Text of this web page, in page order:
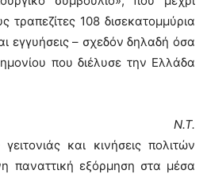
τραπεζίτες 108 δισεκατομμύρια
εγγυήσεις – σχεδόν δηλαδή όσα
που διέλυσε την Ελλάδα
Ν.Τ.
και κινήσεις πολιτών
παναττική εξόρμηση στα μέσα